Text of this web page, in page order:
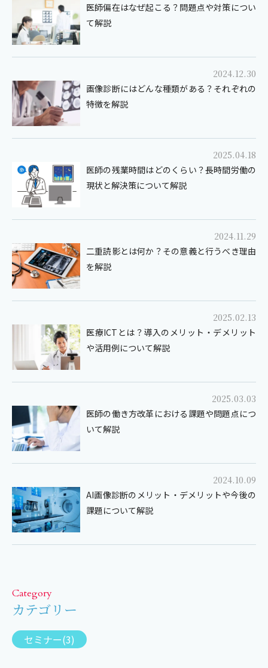
医師偏在はなぜ起こる？問題点や対策につい
て解説
2024.12.30
画像診断にはどんな種類がある？それぞれの
特徴を解説
2025.04.18
医師の残業時間はどのくらい？長時間労働の
現状と解決策について解説
2024.11.29
二重読影とは何か？その意義と行うべき理由
を解説
2025.02.13
医療ICTとは？導入のメリット・デメリット
や活用例について解説
2025.03.03
医師の働き方改革における課題や問題点につ
いて解説
2024.10.09
AI画像診断のメリット・デメリットや今後の
課題について解説
Category
カテゴリー
セミナー(3)